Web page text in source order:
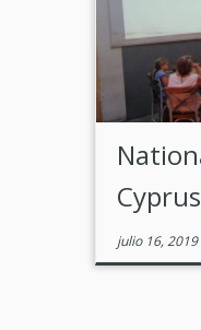
Cyprus
julio 16, 2019